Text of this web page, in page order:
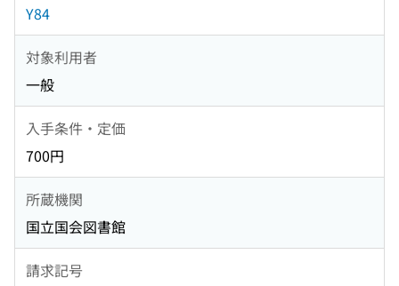
Y84
対象利用者
一般
入手条件・定価
700円
所蔵機関
国立国会図書館
請求記号